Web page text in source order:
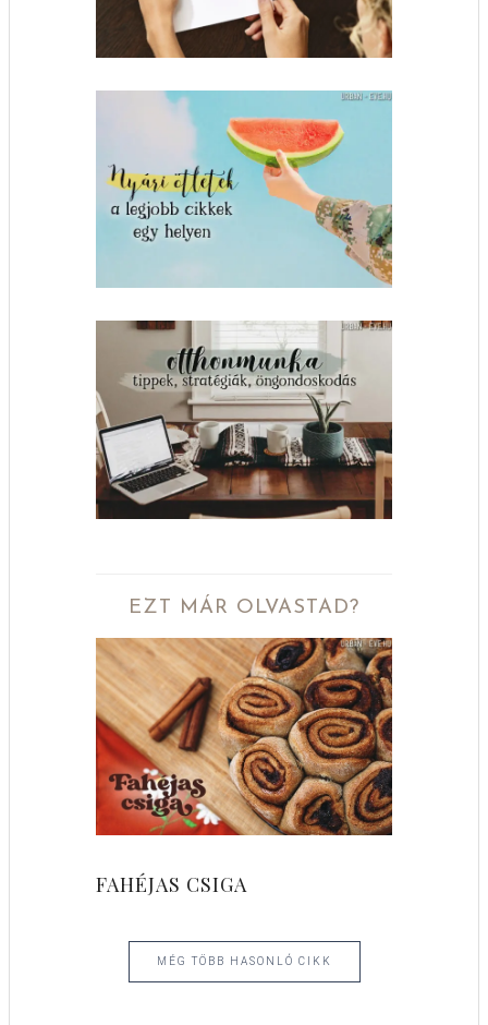
EZT MÁR OLVASTAD?
FAHÉJAS CSIGA
MÉG TÖBB HASONLÓ CIKK